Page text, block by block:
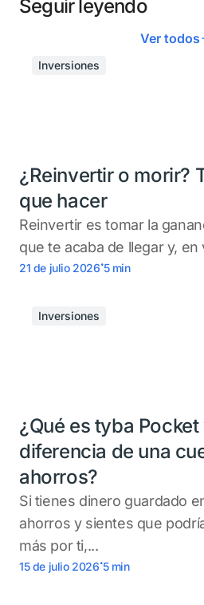
Seguir leyendo
Ver todos
Inversiones
¿Reinvertir o morir?
que hacer
Reinvertir es tomar la
que te acaba de llegar y, en
21 de julio 2026.5 min
Inversiones
¿Qué es tyba
diferencia de una
ahorros?
Si tienes dinero guardado
ahorros y sientes que
más por ti,...
15 de julio 2026.5 min